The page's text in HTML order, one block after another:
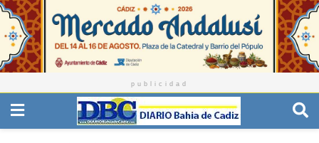
publicidad